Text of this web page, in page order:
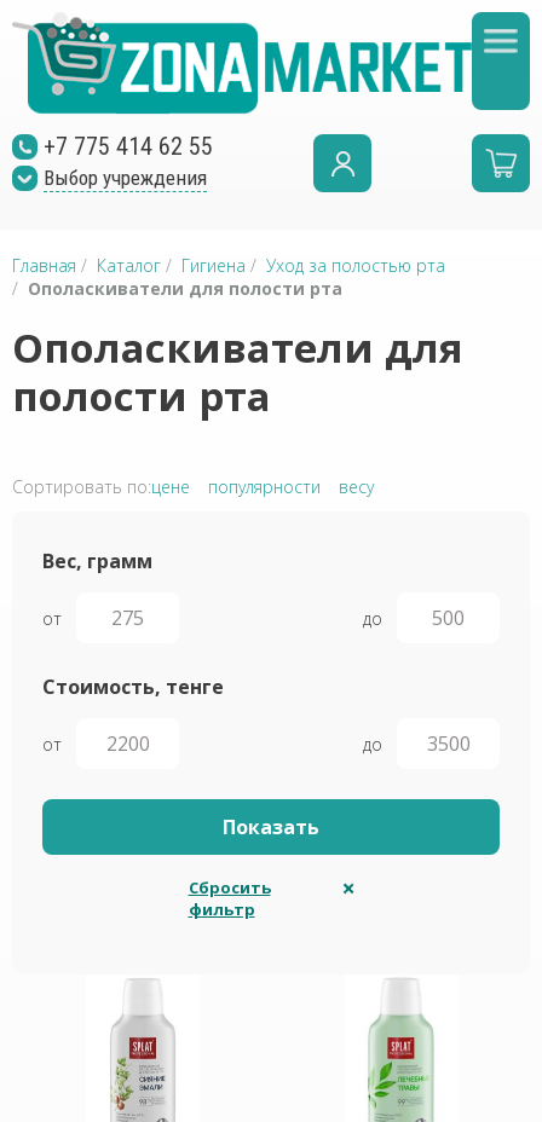
+7 775 414 62 55
Выбор учреждения
Главная / Каталог / Гигиена / Уход за полостью рта
/ Ополаскиватели для полости рта
Ополаскиватели для
полости рта
Сортировать по:цене популярности весу
Вес, грамм
от до
Стоимость, тенге
от до
Сбросить
фильтр